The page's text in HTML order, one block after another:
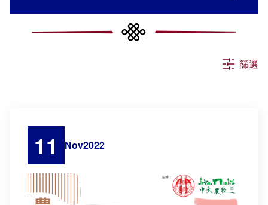
所有消息
公告
其他
篩選
11 Nov2022